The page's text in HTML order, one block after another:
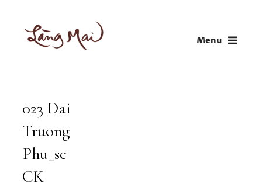
content
Menu
023 Dai
Truong
Phu_sc
CK